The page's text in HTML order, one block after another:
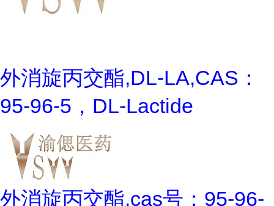
外消旋丙交酯,DL-LA,CAS：
95-96-5，DL-Lactide
外消旋丙交酯,cas号：95-96-